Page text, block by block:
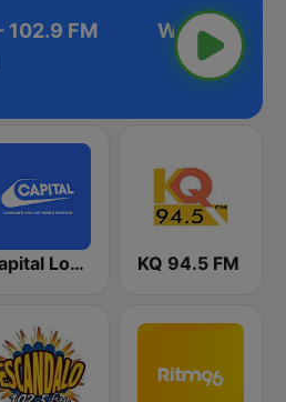
FM
Capital London KQ 94.5 FM